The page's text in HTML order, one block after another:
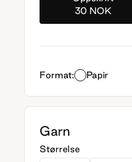
30 NOK
Format: Papir
Garn
Størrelse